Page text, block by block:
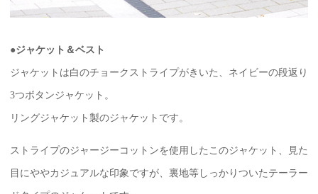
●ジャケット＆ベスト
ジャケットは白のチョークストライプがきいた、ネイビーの段返り
3つボタンジャケット。
リングジャケット製のジャケットです。
ストライプのジャージーコットンを使用したこのジャケット、見た
目にややカジュアルな印象ですが、裏地等しっかりついたテーラー